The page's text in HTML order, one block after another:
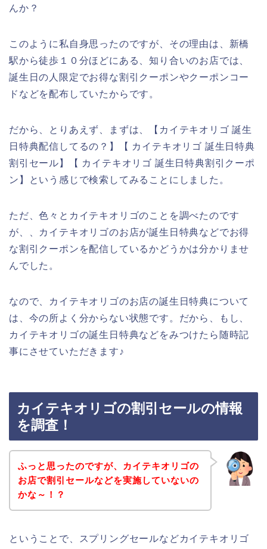
んか？
このように私自身思ったのですが、その理由は、新橋
駅から徒歩１０分ほどにある、知り合いのお店では、
誕生日の人限定でお得な割引クーポンやクーポンコー
ドなどを配布していたからです。
だから、とりあえず、まずは、【カイテキオリゴ 誕生
日特典配信してるの？】【 カイテキオリゴ 誕生日特典
割引セール】【 カイテキオリゴ 誕生日特典割引クーポ
ン】という感じで検索してみることにしました。
ただ、色々とカイテキオリゴのことを調べたのです
が、、カイテキオリゴのお店が誕生日特典などでお得
な割引クーポンを配信しているかどうかは分かりませ
んでした。
なので、カイテキオリゴのお店の誕生日特典について
は、今の所よく分からない状態です。だから、もし、
カイテキオリゴの誕生日特典などをみつけたら随時記
事にさせていただきます♪
カイテキオリゴの割引セールの情報
を調査！
ふっと思ったのですが、カイテキオリゴの
お店で割引セールなどを実施していないの
かな～！？
ということで、スプリングセールなどカイテキオリゴ